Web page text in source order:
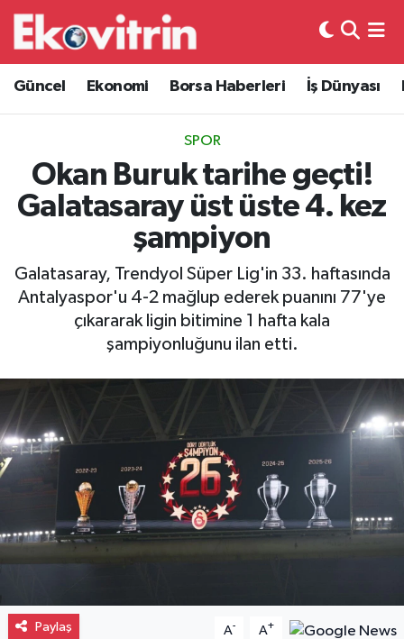
Güncel Ekonomi Borsa Haberleri İş Dünyası
SPOR
Okan Buruk tarihe geçti!
Galatasaray üst üste 4. kez
şampiyon
Galatasaray, Trendyol Süper Lig'in 33. haftasında
Antalyaspor'u 4-2 mağlup ederek puanını 77'ye
çıkararak ligin bitimine 1 hafta kala
şampiyonluğunu ilan etti.
Paylaş A- A+
Güncel
Ekonomi
Borsa Haberleri
İş Dünyası
Otovitrin
Magazin
Gayrimenkul
Spor
Eğitim
Hava Durumu
Trafik Durumu
Süper Lig Puan Durumu ve Fikstür
Tüm Manşetler
Son Dakika Haberleri
Haber Arşivi